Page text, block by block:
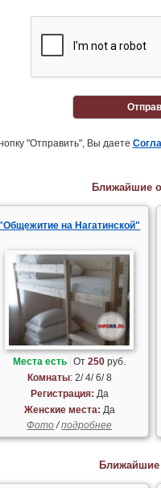
"Отправить", Вы даете
Ближайшие
на Нагатинской"
Места есть От250 руб.
Комнаты: 2/ 4/ 6/ 8
Регистрация: Да
Женские места: Да
Фото /подробнее
Ближайшие